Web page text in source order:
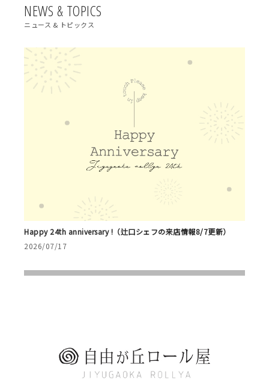
NEWS & TOPICS
ニュース & トピックス
Happy 24th anniversary !（辻口シェフの来店情報8/7更新）
2026/07/17